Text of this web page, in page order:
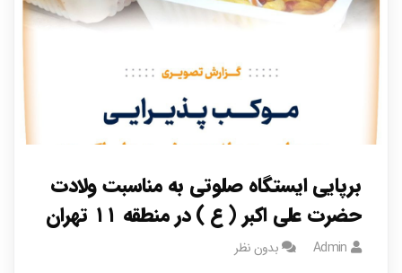
برپایی ایستگاه صلوتی به مناسبت ولادت
حضرت علی اکبر ( ع ) در منطقه ۱۱ تهران
Admin بدون نظر